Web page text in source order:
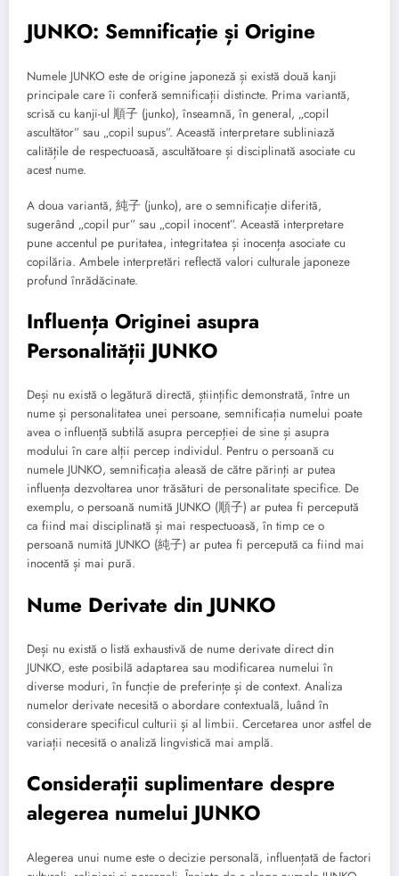
JUNKO: Semnificație și Origine
Numele JUNKO este de origine japoneză și există două kanji
principale care îi conferă semnificații distincte. Prima variantă,
scrisă cu kanji-ul 順子 (junko), înseamnă, în general, „copil
ascultător” sau „copil supus”. Această interpretare subliniază
calitățile de respectuoasă, ascultătoare și disciplinată asociate cu
acest nume.
A doua variantă, 純子 (junko), are o semnificație diferită,
sugerând „copil pur” sau „copil inocent”. Această interpretare
pune accentul pe puritatea, integritatea și inocența asociate cu
copilăria. Ambele interpretări reflectă valori culturale japoneze
profund înrădăcinate.
Influența Originei asupra
Personalității JUNKO
Deși nu există o legătură directă, științific demonstrată, între un
nume și personalitatea unei persoane, semnificația numelui poate
avea o influență subtilă asupra percepției de sine și asupra
modului în care alții percep individul. Pentru o persoană cu
numele JUNKO, semnificația aleasă de către părinți ar putea
influența dezvoltarea unor trăsături de personalitate specifice. De
exemplu, o persoană numită JUNKO (順子) ar putea fi percepută
ca fiind mai disciplinată și mai respectuoasă, în timp ce o
persoană numită JUNKO (純子) ar putea fi percepută ca fiind mai
inocentă și mai pură.
Nume Derivate din JUNKO
Deși nu există o listă exhaustivă de nume derivate direct din
JUNKO, este posibilă adaptarea sau modificarea numelui în
diverse moduri, în funcție de preferințe și de context. Analiza
numelor derivate necesită o abordare contextuală, luând în
considerare specificul culturii și al limbii. Cercetarea unor astfel de
variații necesită o analiză lingvistică mai amplă.
Considerații suplimentare despre
alegerea numelui JUNKO
Alegerea unui nume este o decizie personală, influențată de factori